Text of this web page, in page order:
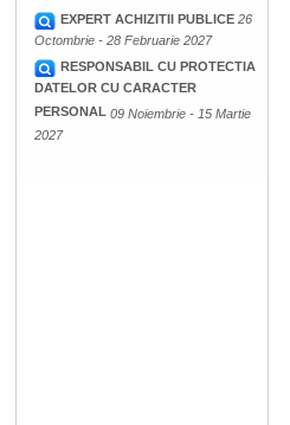
EXPERT ACHIZITII PUBLICE 26
Octombrie - 28 Februarie 2027
RESPONSABIL CU PROTECTIA
DATELOR CU CARACTER
PERSONAL 09 Noiembrie - 15 Martie
2027